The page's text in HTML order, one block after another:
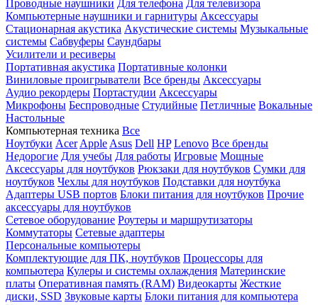
Проводные наушники Для телефона Для телевизора
Компьютерные наушники и гарнитуры Аксессуары
Стационарная акустика Акустические системы Музыкальные
системы Сабвуферы Саундбары
Усилители и ресиверы
Портативная акустика Портативные колонки
Виниловые проигрыватели Все бренды Аксессуары
Аудио рекордеры Портастудии Аксессуары
Микрофоны Беспроводные Студийные Петличные Вокальные
Настольные
Компьютерная техника Все
Ноутбуки Acer Apple Asus Dell HP Lenovo Все бренды
Недорогие Для учебы Для работы Игровые Мощные
Аксессуары для ноутбуков Рюкзаки для ноутбуков Сумки для
ноутбуков Чехлы для ноутбуков Подставки для ноутбука
Адаптеры USB портов Блоки питания для ноутбуков Прочие
аксессуары для ноутбуков
Сетевое оборудование Роутеры и маршрутизаторы
Коммутаторы Сетевые адаптеры
Персональные компьютеры
Комплектующие для ПК, ноутбуков Процессоры для
компьютера Кулеры и системы охлаждения Материнские
платы Оперативная память (RAM) Видеокарты Жесткие
диски, SSD Звуковые карты Блоки питания для компьютера